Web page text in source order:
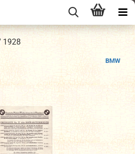
1928
BMW